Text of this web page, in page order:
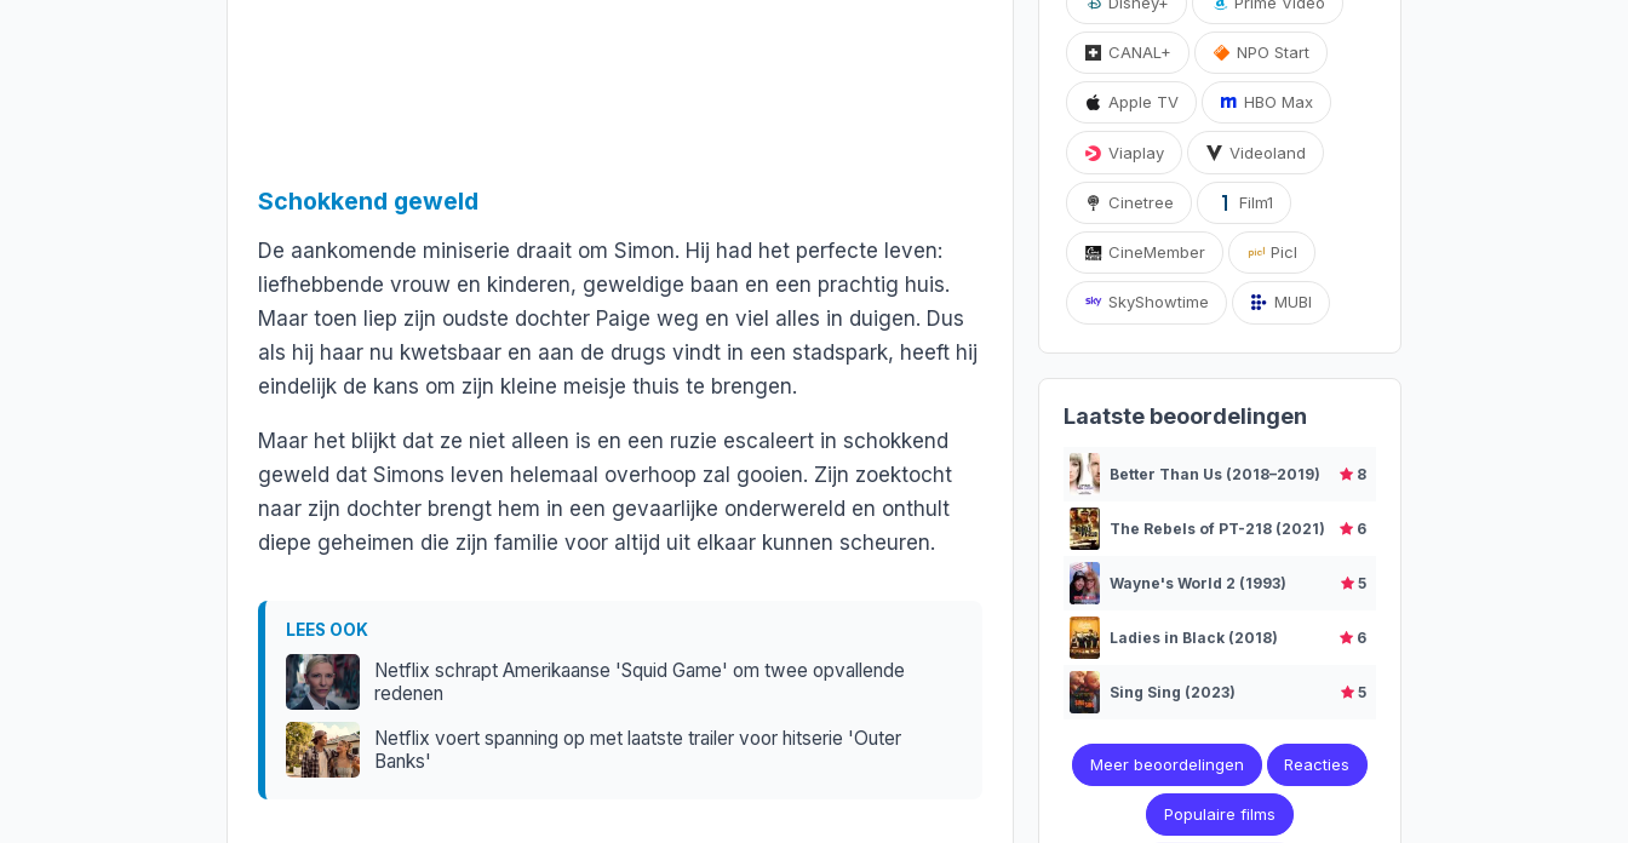
Schokkend geweld
De aankomende miniserie draait om Simon. Hij had het perfecte leven:
liefhebbende vrouw en kinderen, geweldige baan en een prachtig huis.
Maar toen liep zijn oudste dochter Paige weg en viel alles in duigen. Dus
als hij haar nu kwetsbaar en aan de drugs vindt in een stadspark, heeft hij
eindelijk de kans om zijn kleine meisje thuis te brengen.
Maar het blijkt dat ze niet alleen is en een ruzie escaleert in schokkend
geweld dat Simons leven helemaal overhoop zal gooien. Zijn zoektocht
naar zijn dochter brengt hem in een gevaarlijke onderwereld en onthult
diepe geheimen die zijn familie voor altijd uit elkaar kunnen scheuren.
LEES OOK
Netflix schrapt Amerikaanse 'Squid Game' om twee opvallende
redenen
Netflix voert spanning op met laatste trailer voor hitserie 'Outer
Banks'
CANAL+ NPO Start
Apple TV HBO Max
Viaplay Videoland
Cinetree Film1
CineMember Picl
SkyShowtime MUBI
Laatste beoordelingen
Better Than Us (2018–2019) 8
The Rebels of PT-218 (2021) 6
Wayne's World 2 (1993) 5
Ladies in Black (2018) 6
Sing Sing (2023) 5
Meer beoordelingen Reacties
Populaire films